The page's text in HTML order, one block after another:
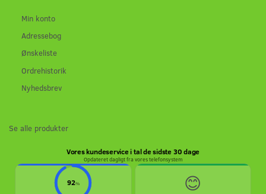
Min konto
Adressebog
Ønskeliste
Ordrehistorik
Nyhedsbrev
Se alle produkter
Vores kundeservice i tal de sidste 30 dage
Opdateret dagligt fra vores telefonsystem
92% 😊